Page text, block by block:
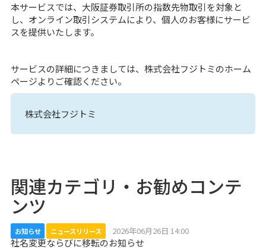
本サービスでは、大阪証券取引所の指数先物取引を対象と
し、オンライン取引システムにより、個人のお客様にサービ
スを提供いたします。
サービスの詳細につきましては、株式会社フジトミのホーム
ページよりご確認ください。
株式会社フジトミ
関連カテゴリ・お勧めコンテ
ンツ
お知らせ ニュースリリース 2026年06月26日 14:00
社名変更ならびに移転のお知らせ